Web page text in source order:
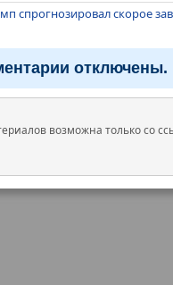
спрогнозировал скорое
отключены.
возможна только со